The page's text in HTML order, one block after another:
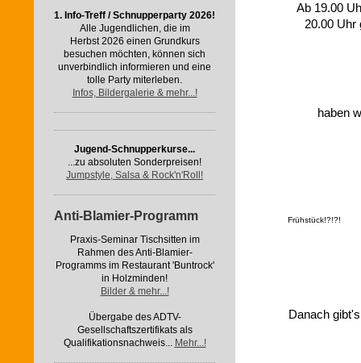
1. Info-Treff / Schnupperparty 2026!
Alle Jugendlichen, die im
Herbst 2026 einen Grundkurs
besuchen möchten, können sich
unverbindlich informieren und eine
tolle Party miterleben.
Infos, Bildergalerie & mehr...!
Jugend-Schnupperkurse...
...zu absoluten Sonderpreisen!
Jumpstyle, Salsa & Rock'n'Roll!
Anti-Blamier-Programm
Praxis-Seminar Tischsitten im
Rahmen des Anti-Blamier-
Programms im Restaurant 'Buntrock'
in Holzminden!
Bilder & mehr...!
Übergabe des ADTV-
Gesellschaftszertifikats als
Qualifikationsnachweis... Mehr...!
Ab 19.00
20.00 Uhr
haben
Frühstück!?!?!
Danach